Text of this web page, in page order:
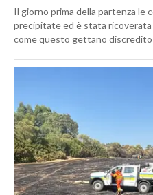
Il giorno prima della partenza le
precipitate ed è stata ricoverata
come questo gettano discredito